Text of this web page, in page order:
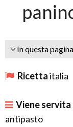
In questa
Ricettaitalia
Viene servita
antipasto